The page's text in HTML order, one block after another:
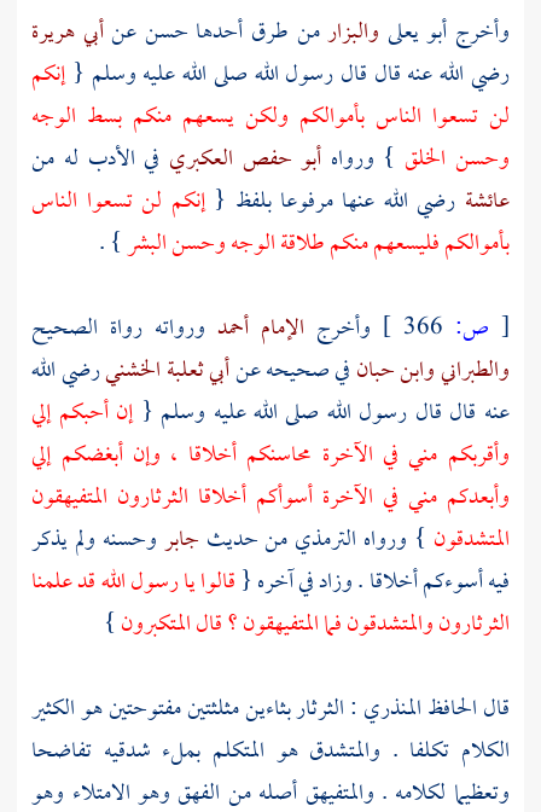
وأخرج أبو يعلى والبزارمن طرق أحدها حسن عنأبي هريرة
رضي الله عنه قال قال رسول الله صلى الله عليه وسلم {إنكم
لن تسعوا الناس بأموالكم ولكن يسعهم منكم بسط الوجه
وحسن الخلق } ورواه أبو حفص العكبري في الأدب له من
عائشة رضي الله عنها مرفوعا بلفظ {إنكم لن تسعوا الناس
بأموالكم فليسعهم منكم طلاقة الوجه وحسن البشر} .
[ ص: وأخرج الإمام أحمد ورواته رواة الصحيح
والطبرانيوابن حبانفي صحيحه عنأبي ثعلبة الخشنيرضي الله
عنه قال قال رسول الله صلى الله عليه وسلم {إن أحبكم إلي
وأقربكم مني في الآخرة محاسنكم أخلاقا ، وإن أبغضكم إلي
وأبعدكم مني في الآخرة أسوأكم أخلاقا الثرثارون المتفيهقون
المتشدقون } ورواه الترمذيمن حديث جابروحسنه ولم يذكر
فيه أسوءكم أخلاقا . وزاد في آخره {قالوا يا رسول الله قد علمنا
الثرثارون والمتشدقون فما المتفيهقون ؟ قال المتكبرون}
قالالحافظ المنذري : الثرثار بثاءين مثلثتين مفتوحتين هو الكثير
الكلام تكلفا . والمتشدق هو المتكلم بملء شدقيه تفاضحا
وتعظيما لكلامه . والمتفيهق أصله من الفهق وهو الامتلاء وهو